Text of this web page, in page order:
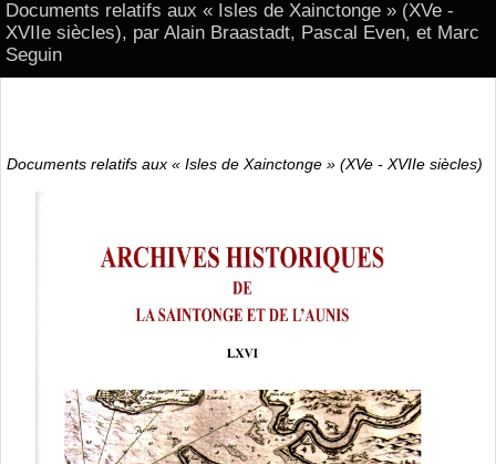
Documents relatifs aux « Isles de Xainctonge » (XVe -
XVIIe siècles), par Alain Braastadt, Pascal Even, et Marc
Seguin
Documents relatifs aux « Isles de Xainctonge » (XVe - XVIIe siècles)